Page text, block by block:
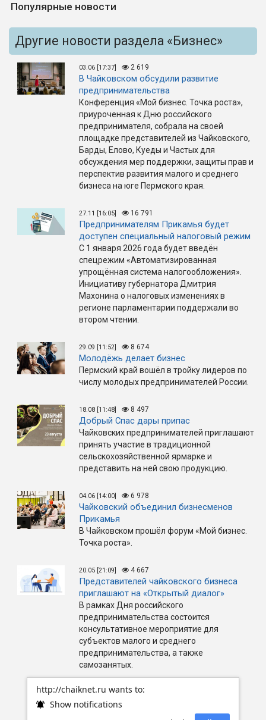
http://chaiknet.ru wants to:
Show notifications
Популярные новости
Другие новости раздела «Бизнес»
03.06 [17:37] 2 619
В Чайковском обсудили развитие
предпринимательства
Конференция «Мой бизнес. Точка роста»,
приуроченная к Дню российского
предпринимателя, собрала на своей
площадке представителей из Чайковского,
Барды, Елово, Куеды и Частых для
обсуждения мер поддержки, защиты прав и
перспектив развития малого и среднего
бизнеса на юге Пермского края.
27.11 [16:05] 16 791
Предпринимателям Прикамья будет
доступен специальный налоговый режим
С 1 января 2026 года будет введён
спецрежим «Автоматизированная
упрощённая система налогообложения».
Инициативу губернатора Дмитрия
Махонина о налоговых изменениях в
регионе парламентарии поддержали во
втором чтении.
29.09 [11:52] 8 674
Молодёжь делает бизнес
Пермский край вошёл в тройку лидеров по
числу молодых предпринимателей России.
18.08 [11:48] 8 497
Добрый Спас дары припас
Чайковских предпринимателей приглашают
принять участие в традиционной
сельскохозяйственной ярмарке и
представить на ней свою продукцию.
04.06 [14:00] 6 978
Чайковский объединил бизнесменов
Прикамья
В Чайковском прошёл форум «Мой бизнес.
Точка роста».
20.05 [21:09] 4 667
Представителей чайковского бизнеса
приглашают на «Открытый диалог»
В рамках Дня российского
предпринимательства состоится
консультативное мероприятие для
субъектов малого и среднего
предпринимательства, а также
самозанятых.